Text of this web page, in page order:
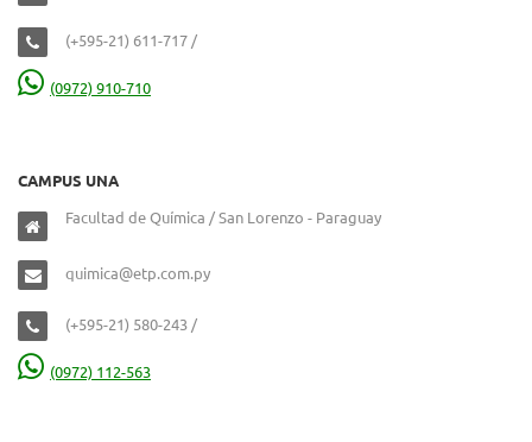
(+595-21) 611-717 /
(0972) 910-710
CAMPUS UNA
Facultad de Química / San Lorenzo - Paraguay
quimica@etp.com.py
(+595-21) 580-243 /
(0972) 112-563